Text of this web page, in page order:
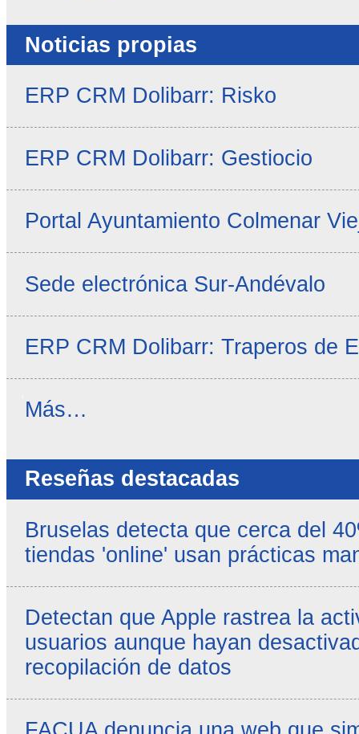
Noticias propias
ERP CRM Dolibarr: Risko
ERP CRM Dolibarr: Gestiocio
Portal Ayuntamiento Colmenar
Sede electrónica Sur-Andévalo
ERP CRM Dolibarr: Traperos de
Noticias
Más…
Reseñas destacadas
Bruselas detecta que cerca del
tiendas 'online' usan prácticas
Detectan que Apple rastrea la
usuarios aunque hayan
recopilación de datos